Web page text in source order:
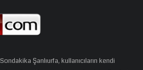
Şanlıurfa, kullanıcıların kendi